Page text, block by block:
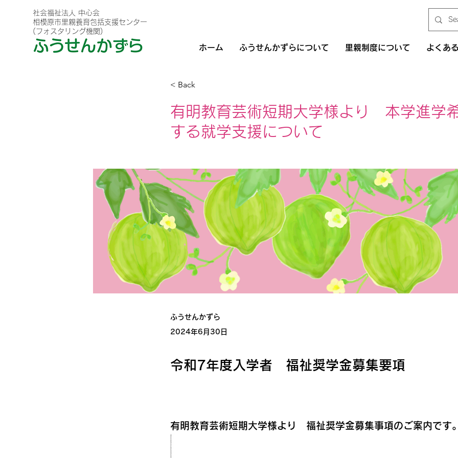
社会福祉法人 中心会
相模原市里親養育包括支援センター
(フォスタリング機関)
ホーム ふうせんかずらについて 里親制度について よくあ
< Back
有明教育芸術短期大学様より 本学進学
する就学支援について
ふうせんかずら
2024年6月30日
令和7年度入学者 福祉奨学金募集要項
有明教育芸術短期大学様より　福祉奨学金募集事項のご案内です